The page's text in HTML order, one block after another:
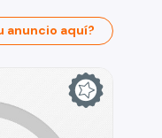
anuncio aquí?